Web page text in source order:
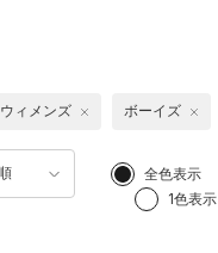
全色表示
1色表示
ウィメンズ ボーイズ